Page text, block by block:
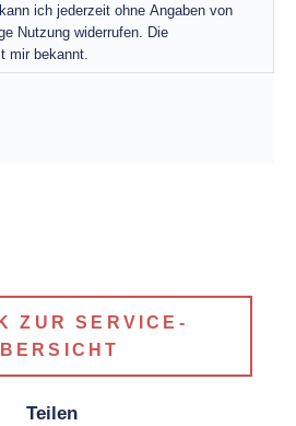
ich jederzeit ohne Angaben von
Nutzung widerrufen. Die
mir bekannt.
ZUR SERVICE-
Teilen